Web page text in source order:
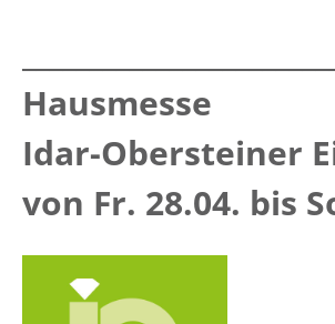
Hausmesse
Idar-Obersteiner
von Fr. 28.04. bis